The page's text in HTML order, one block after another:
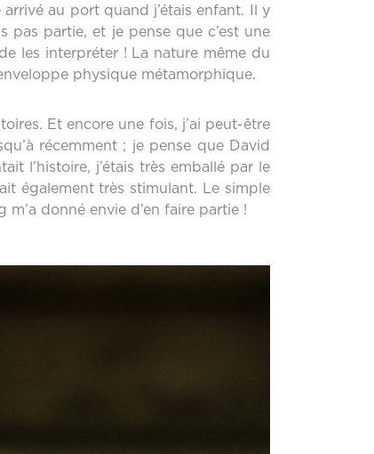
au port quand j’étais enfant. Il y
pas partie, et je pense que c’est une
les interpréter ! La nature même du
physique métamorphique.
Et encore une fois, j’ai peut-être
récemment ; je pense que David
l’histoire, j’étais très emballé par le
également très stimulant. Le simple
donné envie d’en faire partie !